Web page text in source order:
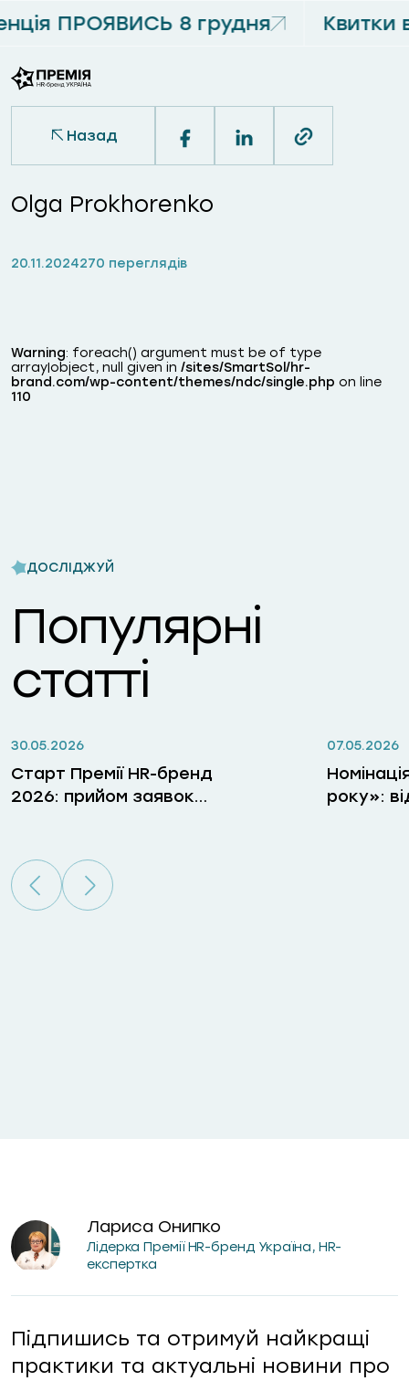
ПРОЯВИСЬ 8 грудня Квитки
Назад
Olga Prokhorenko
20.11.2024270 переглядів
Warning: foreach() argument must be of type
array|object, null given in /sites/SmartSol/hr-
brand.com/wp-content/themes/ndc/single.php on line
110
ДОСЛІДЖУЙ
Популярні
статті
30.05.2026
Старт Премії HR-бренд
2026: прийом заявок
07.05.2026
року»:
Лариса Онипко
Лідерка Премії HR-бренд Україна, HR-
експертка
Підпишись та отримуй найкращі
практики та актуальні новини про